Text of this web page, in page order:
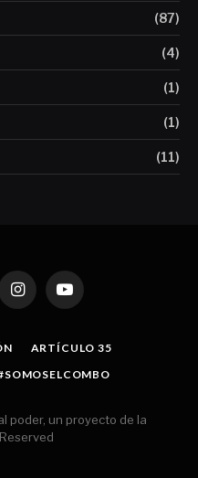
(87)
(4)
(1)
(1)
(11)
InstagramYouTube
ARTÍCULO 35
poder, un proyecto de la